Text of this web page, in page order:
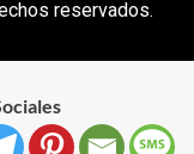
reservados.